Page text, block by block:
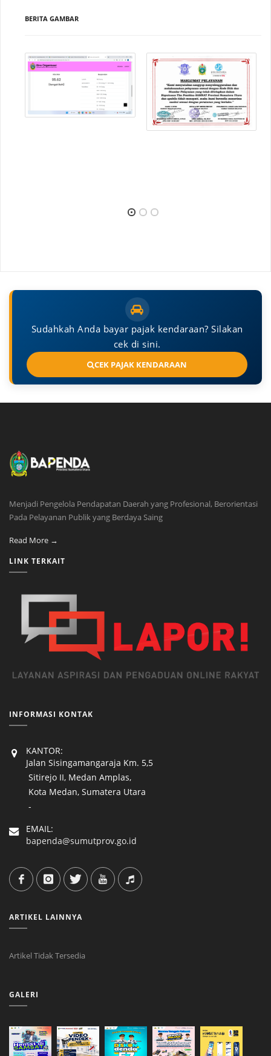
BERITA GAMBAR
Sudahkah Anda bayar pajak kendaraan? Silakan
cek di sini.
CEK PAJAK KENDARAAN
Menjadi Pengelola Pendapatan Daerah yang Profesional, Berorientasi
Pada Pelayanan Publik yang Berdaya Saing
Read More →
LINK TERKAIT
INFORMASI KONTAK
KANTOR:
Jalan Sisingamangaraja Km. 5,5
Sitirejo II, Medan Amplas,
Kota Medan, Sumatera Utara
-
EMAIL:
bapenda@sumutprov.go.id
ARTIKEL LAINNYA
Artikel Tidak Tersedia
GALERI